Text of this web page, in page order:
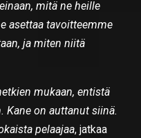
mitä ne heille
asettaa tavoitteemme
ja miten niitä
mukaan, entistä
on auttanut siinä.
pelaajaa, jatkaa